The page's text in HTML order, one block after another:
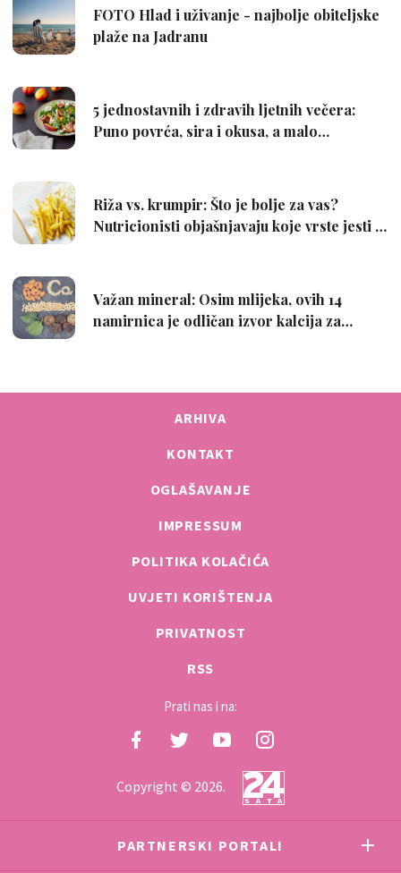
ARHIVA
KONTAKT
OGLAŠAVANJE
IMPRESSUM
POLITIKA KOLAČIĆA
UVJETI KORIŠTENJA
PRIVATNOST
RSS
Prati nas i na:
Copyright © 2026.
PARTNERSKI PORTALI